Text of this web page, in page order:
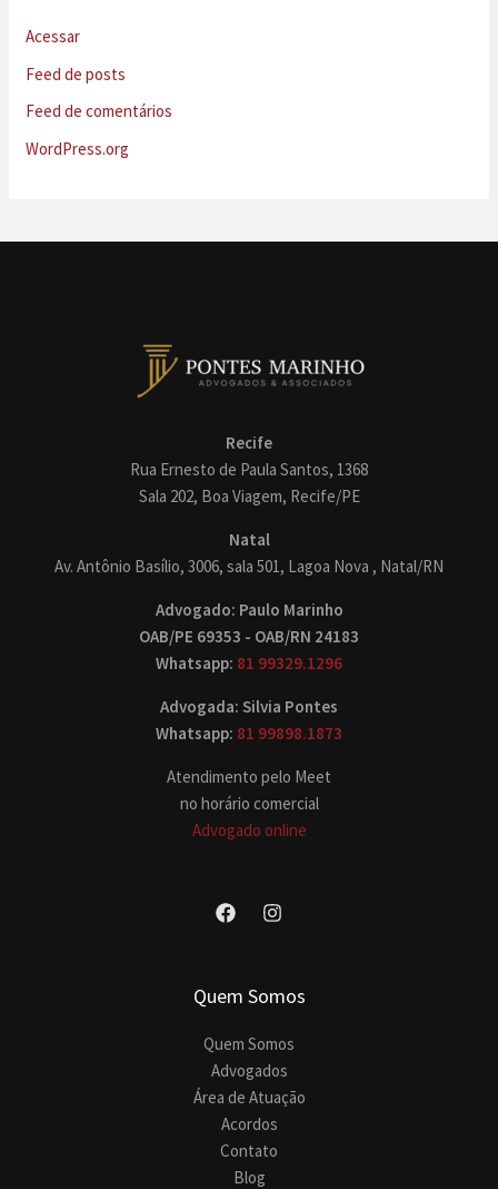
Acessar
Feed de posts
Feed de comentários
WordPress.org
Recife
Rua Ernesto de Paula Santos, 1368
Sala 202, Boa Viagem, Recife/PE
Natal
Av. Antônio Basílio, 3006, sala 501, Lagoa Nova , Natal/RN
Advogado: Paulo Marinho
OAB/PE 69353 - OAB/RN 24183
Whatsapp: 81 99329.1296
Advogada: Silvia Pontes
Whatsapp: 81 99898.1873
Atendimento pelo Meet
no horário comercial
Advogado online
Quem Somos
Quem Somos
Advogados
Área de Atuação
Acordos
Contato
Blog